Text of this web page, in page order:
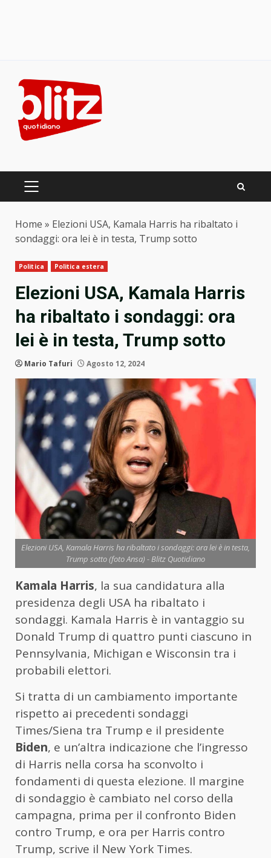
content
PRIMARY
Home » Elezioni USA, Kamala Harris ha ribaltato i
sondaggi: ora lei è in testa, Trump sotto
Politica Politica estera
Elezioni USA, Kamala Harris
ha ribaltato i sondaggi: ora
lei è in testa, Trump sotto
Mario Tafuri Agosto 12, 2024
Elezioni USA, Kamala Harris ha ribaltato i sondaggi: ora lei è in testa,
Trump sotto (foto Ansa) - Blitz Quotidiano
Kamala Harris, la sua candidatura alla
presidenza degli USA ha ribaltato i
sondaggi. Kamala Harris è in vantaggio su
Donald Trump di quattro punti ciascuno in
Pennsylvania, Michigan e Wisconsin tra i
probabili elettori.
Si tratta di un cambiamento importante
rispetto ai precedenti sondaggi
Times/Siena tra Trump e il presidente
Biden, e un’altra indicazione che l’ingresso
di Harris nella corsa ha sconvolto i
fondamenti di questa elezione. Il margine
di sondaggio è cambiato nel corso della
campagna, prima per il confronto Biden
contro Trump, e ora per Harris contro
Trump, scrive il New York Times.